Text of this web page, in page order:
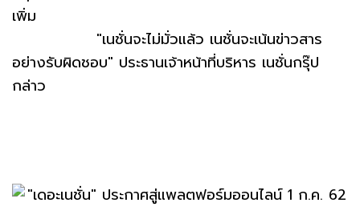
เพิ่ม
"เนชั่นจะไม่มั่วแล้ว เนชั่นจะเน้นข่าวสาร
อย่างรับผิดชอบ" ประธานเจ้าหน้าที่บริหาร เนชั่นกรุ๊ป
กล่าว